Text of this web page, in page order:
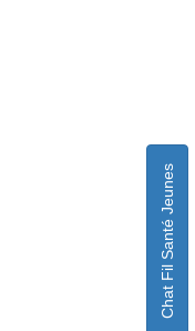
Chat Fil Santé Jeunes